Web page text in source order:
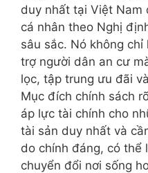
duy nhất tại Việt Nam
cá nhân theo Nghị
sâu sắc. Nó không
trợ người dân an cư
lọc, tập trung ưu đãi
Mục đích chính sách
áp lực tài chính cho
tài sản duy nhất và
do chính đáng, có thể
chuyển đổi nơi sống